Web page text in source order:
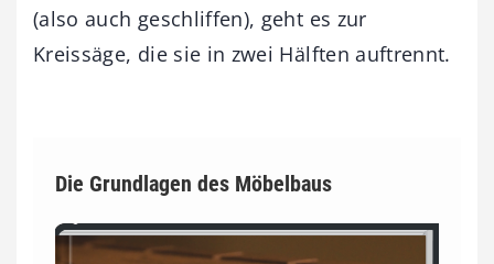
(also auch geschliffen), geht es zur
Kreissäge, die sie in zwei Hälften auftrennt.
Die Grundlagen des Möbelbaus